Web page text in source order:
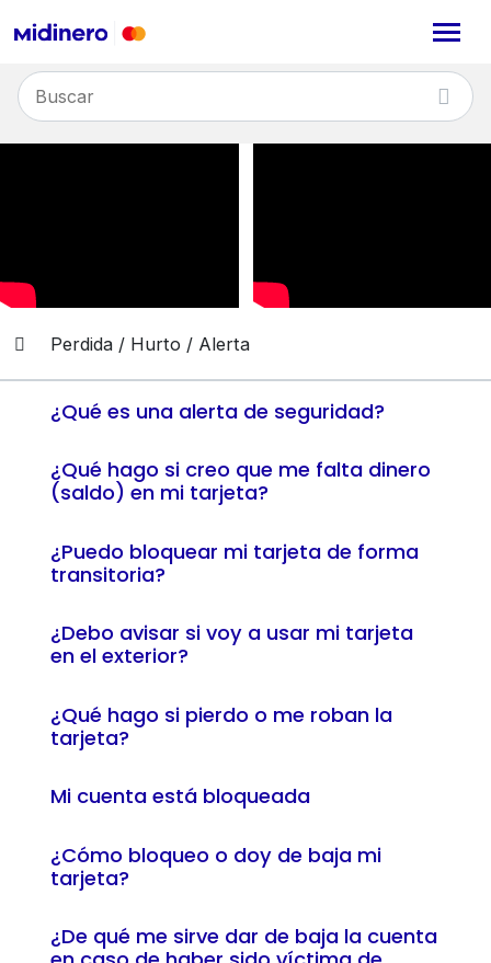
Perdida / Hurto / Alerta
¿Qué es una alerta de seguridad?
¿Qué hago si creo que me falta dinero
(saldo) en mi tarjeta?
¿Puedo bloquear mi tarjeta de forma
transitoria?
¿Debo avisar si voy a usar mi tarjeta
en el exterior?
¿Qué hago si pierdo o me roban la
tarjeta?
Mi cuenta está bloqueada
¿Cómo bloqueo o doy de baja mi
tarjeta?
¿De qué me sirve dar de baja la cuenta